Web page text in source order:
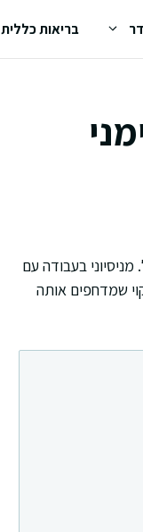
בריאות כללית
בעבודה עם
שמדחפים אותה